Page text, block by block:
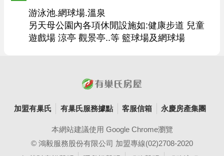
游泳池.網球場.溫泉
另天母公園內各項休閒設施如:健康步道 兒童
遊戲場 涼亭 觀景亭..等 籃球場及網球場
加盟有巢氏 有巢氏服務據點 客服信箱 永慶房產集團
本網站建議使用 Google Chrome瀏覽
© 鴻毅服務股份有限公司 加盟專線(02)2708-2020